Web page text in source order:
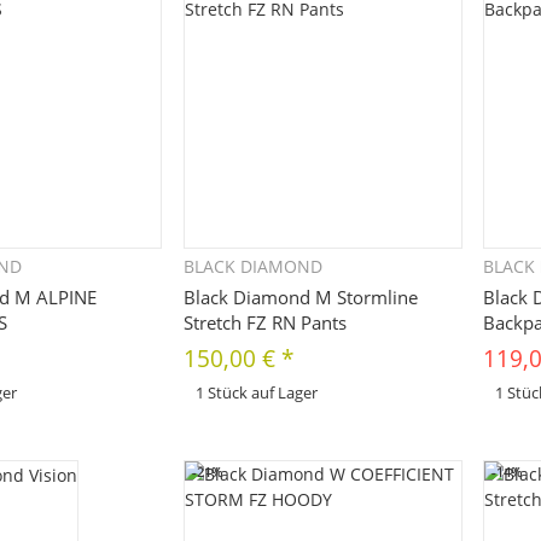
M ALPINE
Schnellkauf
BLACK DIAMOND
Black Diamond M Stormline
Stretch FZ RN Pants
150,00 € *
1 Stück auf Lager
Black
1
-21% -14%